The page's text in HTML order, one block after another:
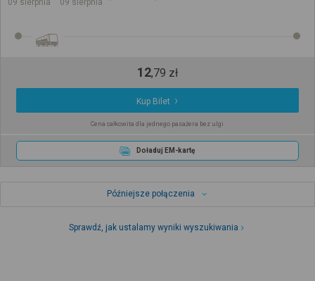
09 sierpnia 09 sierpnia
12,79 zł
Kup Bilet
Cena całkowita dla jednego pasażera bez ulgi
Doładuj EM-kartę
Późniejsze połączenia
Sprawdź, jak ustalamy wyniki wyszukiwania